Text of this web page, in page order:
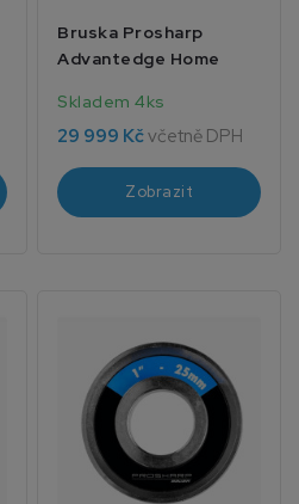
Bruska Prosharp
Advantedge Home
Skladem 4ks
29 999 Kčvčetně DPH
Zobrazit